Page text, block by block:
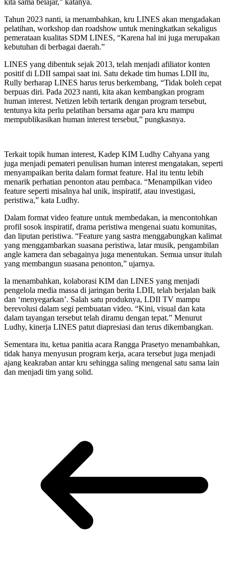
Tahun 2023 nanti, ia menambahkan, kru LINES akan mengadakan
pelatihan, workshop dan roadshow untuk meningkatkan sekaligus
pemerataan kualitas SDM LINES, “Karena hal ini juga merupakan
kebutuhan di berbagai daerah.”
LINES yang dibentuk sejak 2013, telah menjadi afiliator konten
positif di LDII sampai saat ini. Satu dekade tim humas LDII itu,
Rully berharap LINES harus terus berkembang, “Tidak boleh cepat
berpuas diri. Pada 2023 nanti, kita akan kembangkan program
human interest. Netizen lebih tertarik dengan program tersebut,
tentunya kita perlu pelatihan bersama agar para kru mampu
mempublikasikan human interest tersebut,” pungkasnya.
Terkait topik human interest, Kadep KIM Ludhy Cahyana yang
juga menjadi pemateri penulisan human interest mengatakan, seperti
menyampaikan berita dalam format feature. Hal itu tentu lebih
menarik perhatian penonton atau pembaca. “Menampilkan video
feature seperti misalnya hal unik, inspiratif, atau investigasi,
peristiwa,” kata Ludhy.
Dalam format video feature untuk membedakan, ia mencontohkan
profil sosok inspiratif, drama peristiwa mengenai suatu komunitas,
dan liputan peristiwa. “Feature yang sastra menggabungkan kalimat
yang menggambarkan suasana peristiwa, latar musik, pengambilan
angle kamera dan sebagainya juga menentukan. Semua unsur itulah
yang membangun suasana penonton,” ujarnya.
Ia menambahkan, kolaborasi KIM dan LINES yang menjadi
pengelola media massa di jaringan berita LDII, telah berjalan baik
dan ‘menyegarkan’. Salah satu produknya, LDII TV mampu
berevolusi dalam segi pembuatan video. “Kini, visual dan kata
dalam tayangan tersebut telah diramu dengan tepat.” Menurut
Ludhy, kinerja LINES patut diapresiasi dan terus dikembangkan.
Sementara itu, ketua panitia acara Rangga Prasetyo menambahkan,
tidak hanya menyusun program kerja, acara tersebut juga menjadi
ajang keakraban antar kru sehingga saling mengenal satu sama lain
dan menjadi tim yang solid.